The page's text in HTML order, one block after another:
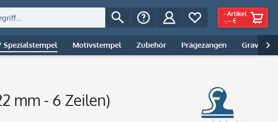
- Artikel
-,-- €
Spezialstempel Motivstempel Zubehör Prägezangen Gravur |

mm - 6 Zeilen)